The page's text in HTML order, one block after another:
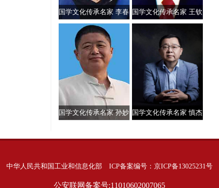
国学文化传承名家 李春
兰
国学文化传承名家 王钦
国学文化传承名家 孙妙 国学文化传承名家 慎杰
中华人民共和国工业和信息化部 ICP备案编号：京ICP备13025231号
公安联网备案号:11010602007065